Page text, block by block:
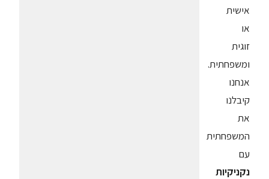
אישית
או
זוגית
ומשפחתית.
אנחנו
קיבלנו
את
המשפחתית
עם
נקניקיות